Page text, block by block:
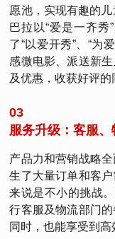
愿池，实现有趣的
巴拉以“爱是一齐
了“以爱开秀”、“为
感微电影、派送新
及优惠，收获好评的
03
服务升级：客服
产品力和营销战略
生了大量订单和客
来说是不小的挑战
行客服及物流部门
同时，也能享受到高